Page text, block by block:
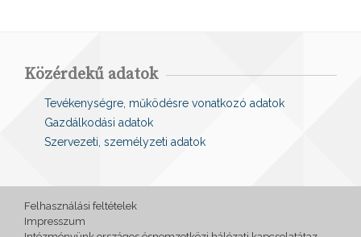
Közérdekű adatok
Tevékenységre, működésre vonatkozó adatok
Gazdálkodási adatok
Szervezeti, személyzeti adatok
Felhasználási feltételek
Impresszum